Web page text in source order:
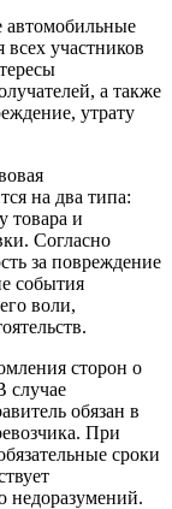
участников
а также
утрату
на два типа:
товара и
Согласно
за повреждение
события
воли,
сторон о
случае
обязан в
При
сроки
недоразумений.